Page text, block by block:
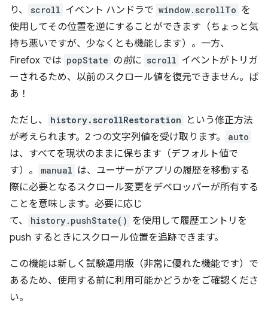
り、
scroll イベント ハンドラで window.scrollTo を
使用してその位置を逆にすることができます（ちょっと気
持ち悪いですが、少なくとも機能します）。一方、
Firefox では popState の前に scroll イベントがトリガ
ーされるため、以前のスクロール値を復元できません。ば
あ！
ただし、 history.scrollRestoration
という修正方法
が考えられます。2 つの文字列値を受け取ります。
auto
は、すべてを現状のままに保ちます（デフォルト値で
す）。
manual は、ユーザーがアプリの履歴を移動する
際に必要となるスクロール変更をデベロッパーが所有する
ことを意味します。必要に応じ
て、
history.pushState() を使用して履歴エントリを
push するときにスクロール位置を追跡できます。
この機能は新しく試験運用版（非常に優れた機能です）で
あるため、使用する前に利用可能かどうかをご確認くださ
い。